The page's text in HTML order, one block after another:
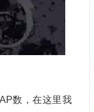
数，在这里我